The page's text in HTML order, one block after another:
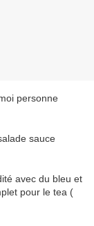
personne
sauce
avec du bleu et
pour le tea (